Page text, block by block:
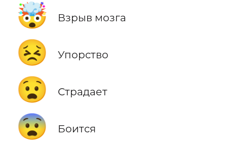
🤯 Взрыв мозга
😣 Упорство
😧 Страдает
😨 Боится